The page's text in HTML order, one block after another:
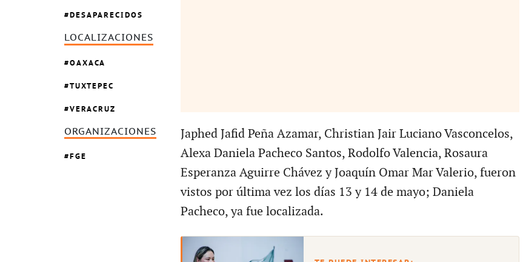
DESAPARECIDOS
LOCALIZACIONES
OAXACA
TUXTEPEC
VERACRUZ
ORGANIZACIONES
FGE
Japhed Jafid Peña Azamar, Christian Jair Luciano Vasconcelos,
Alexa Daniela Pacheco Santos, Rodolfo Valencia, Rosaura
Esperanza Aguirre Chávez y Joaquín Omar Mar Valerio, fueron
vistos por última vez los días 13 y 14 de mayo; Daniela
Pacheco, ya fue localizada.